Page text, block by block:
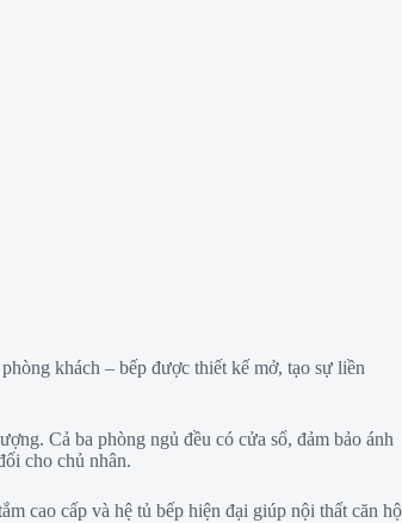
khách – bếp được thiết kế mở, tạo sự liền
Cả ba phòng ngủ đều có cửa sổ, đảm bảo ánh
cho chủ nhân.
cao cấp và hệ tủ bếp hiện đại giúp nội thất căn hộ